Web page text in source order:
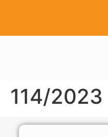
114/2023